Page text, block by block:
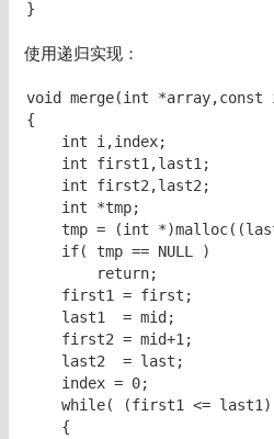
}
使用递归实现：
void merge(int
{
    int i,index;
    int first1,last1;
    int first2,last2;
    int *tmp;
tmp = (int
    if( tmp == NULL )
        return;
    first1 = first;
    last1  = mid;
    first2 = mid+1;
    last2  = last;
    index = 0;
while( (first1 <=
    {